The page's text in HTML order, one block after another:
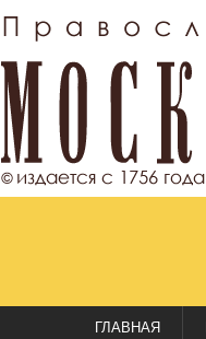
ГЛАВНАЯ